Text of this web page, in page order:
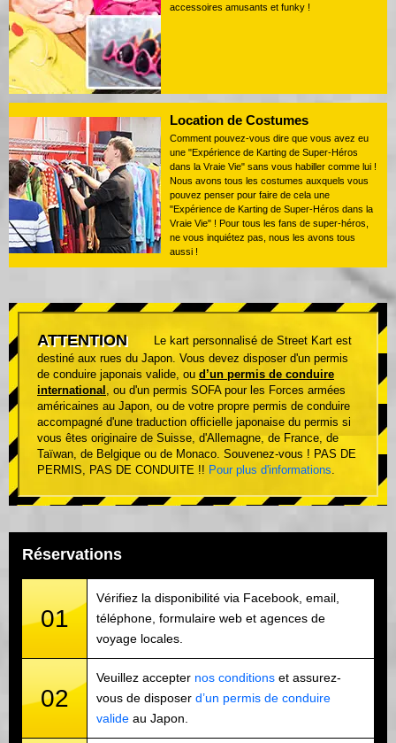
accessoires amusants et funky !
Location de Costumes
Comment pouvez-vous dire que vous avez eu
une "Expérience de Karting de Super-Héros
dans la Vraie Vie" sans vous habiller comme lui !
Nous avons tous les costumes auxquels vous
pouvez penser pour faire de cela une
"Expérience de Karting de Super-Héros dans la
Vraie Vie" ! Pour tous les fans de super-héros,
ne vous inquiétez pas, nous les avons tous
aussi !
ATTENTION
Le kart personnalisé de Street Kart est
destiné aux rues du Japon. Vous devez disposer d'un permis
de conduire japonais valide, ou d’un permis de conduire
international , ou d'un permis SOFA pour les Forces armées
américaines au Japon, ou de votre propre permis de conduire
accompagné d'une traduction officielle japonaise du permis si
vous êtes originaire de Suisse, d'Allemagne, de France, de
Taïwan, de Belgique ou de Monaco. Souvenez-vous ! PAS DE
PERMIS, PAS DE CONDUITE !! Pour plus d'informations.
Réservations
01
Vérifiez la disponibilité via Facebook, email,
téléphone, formulaire web et agences de
voyage locales.
02
Veuillez accepter nos conditions et assurez-
vous de disposer d’un permis de conduire
valide au Japon.